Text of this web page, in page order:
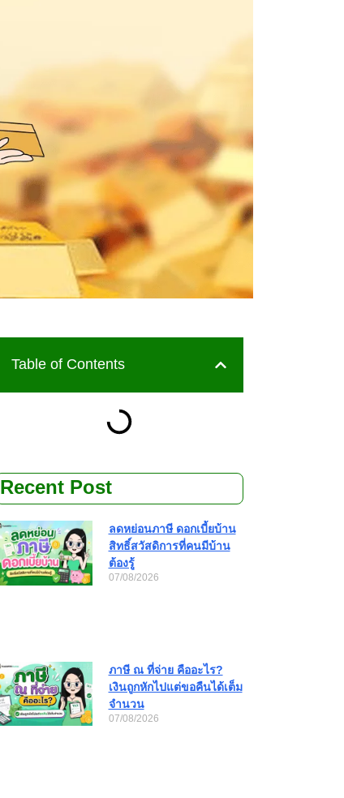
Table of Contents
Recent Post
ลดหย่อนภาษี ดอกเบี้ยบ้าน
สิทธิ์สวัสดิการที่คนมีบ้าน
ต้องรู้
07/08/2026
ภาษี ณ ที่จ่าย คืออะไร?
เงินถูกหักไปแต่ขอคืนได้เต็ม
จำนวน
07/08/2026